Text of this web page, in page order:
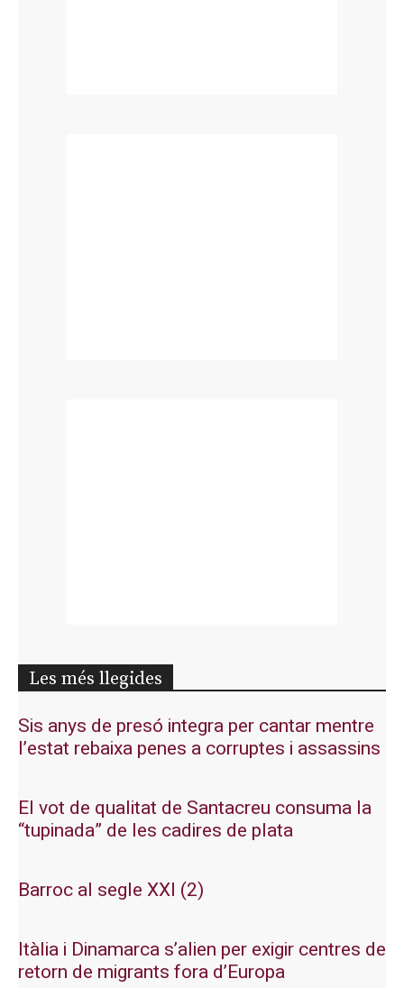
Les més llegides
Sis anys de presó integra per cantar mentre
l’estat rebaixa penes a corruptes i assassins
El vot de qualitat de Santacreu consuma la
“tupinada” de les cadires de plata
Barroc al segle XXI (2)
Itàlia i Dinamarca s’alien per exigir centres de
retorn de migrants fora d’Europa